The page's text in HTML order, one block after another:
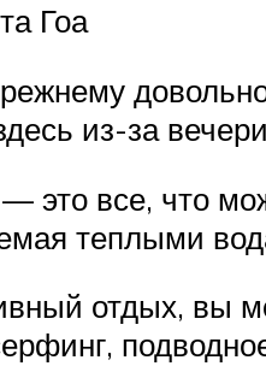
Гоа
из-за
все, что
теплыми
отдых, вы